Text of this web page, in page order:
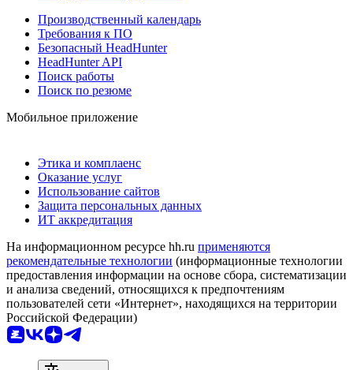
Производственный календарь
Требования к ПО
Безопасный HeadHunter
HeadHunter API
Поиск работы
Поиск по резюме
Мобильное приложение
Этика и комплаенс
Оказание услуг
Использование сайтов
Защита персональных данных
ИТ аккредитация
На информационном ресурсе hh.ru применяются
рекомендательные технологии (информационные технологии
предоставления информации на основе сбора, систематизации
и анализа сведений, относящихся к предпочтениям
пользователей сети «Интернет», находящихся на территории
Российской Федерации)